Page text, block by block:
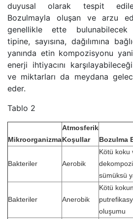
duyusal olarak tespit
Bozulmayla oluşan ve arzu
genellikle ette bulunabilecek
tipine, sayısına, dağılımına
yanında etin kompozisyonu
enerji ihtiyacını
ve miktarları da meydana
eder.
Tablo 2
Mikroorganizma
Atmosferik
Koşullar
Bozulma
Bakteriler Aerobik
Kötü koku
sümüksü
Bakteriler Anerobik
Kötü
oluşumu